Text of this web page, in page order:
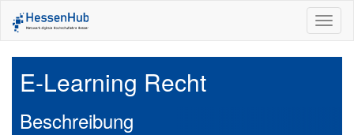
E-Learning Recht
Beschreibung